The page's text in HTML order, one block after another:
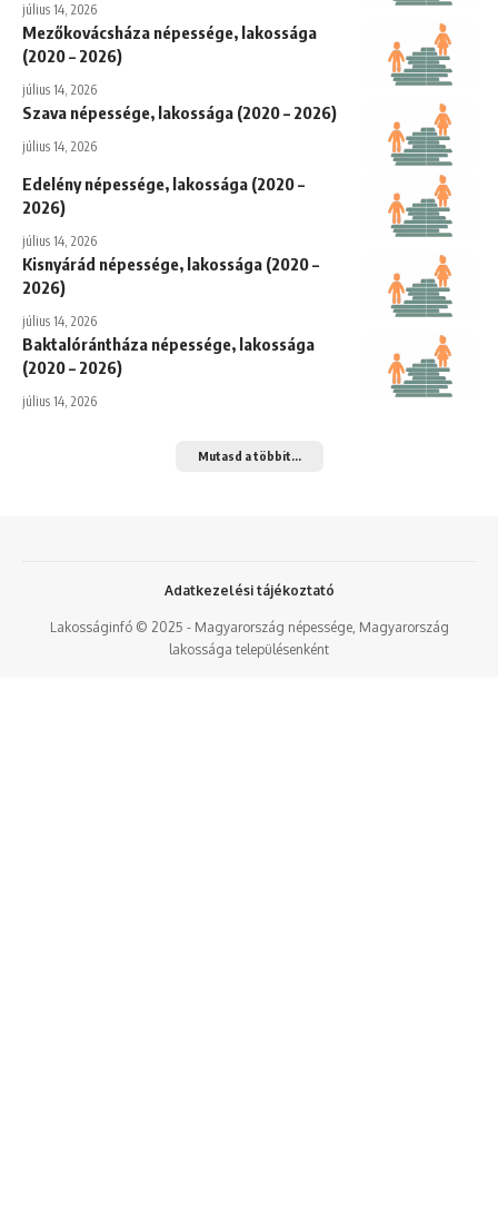
július 14, 2026
Mezőkovácsháza népessége, lakossága
(2020 – 2026)
július 14, 2026
Szava népessége, lakossága (2020 – 2026)
július 14, 2026
Edelény népessége, lakossága (2020 –
2026)
július 14, 2026
Kisnyárád népessége, lakossága (2020 –
2026)
július 14, 2026
Baktalórántháza népessége, lakossága
(2020 – 2026)
július 14, 2026
Mutasd a többit...
Lakosságinfó © 2025 - Magyarország népessége, Magyarország
lakossága településenként
Adatkezelési tájékoztató